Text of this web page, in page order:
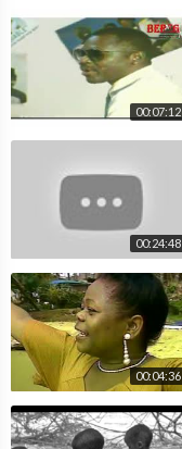
00:07:12
00:24:48
00:04:36